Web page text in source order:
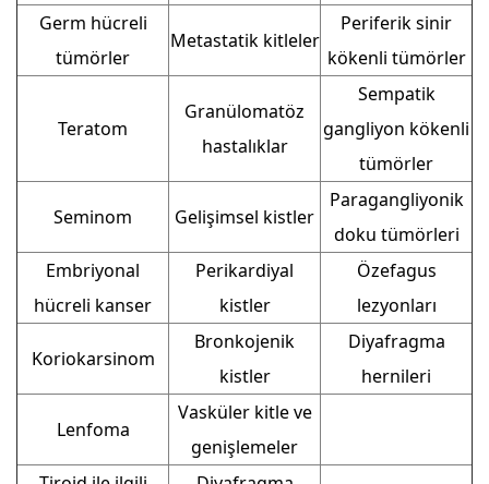
Germ hücreli
tümörler
Metastatik kitleler
Periferik sinir
kökenli tümörler
Teratom
Granülomatöz
hastalıklar
Sempatik
gangliyon kökenli
tümörler
Seminom Gelişimsel kistler
Paragangliyonik
doku tümörleri
Embriyonal
hücreli kanser
Perikardiyal
kistler
Özefagus
lezyonları
Koriokarsinom
Bronkojenik
kistler
Diyafragma
hernileri
Lenfoma
Vasküler kitle ve
genişlemeler